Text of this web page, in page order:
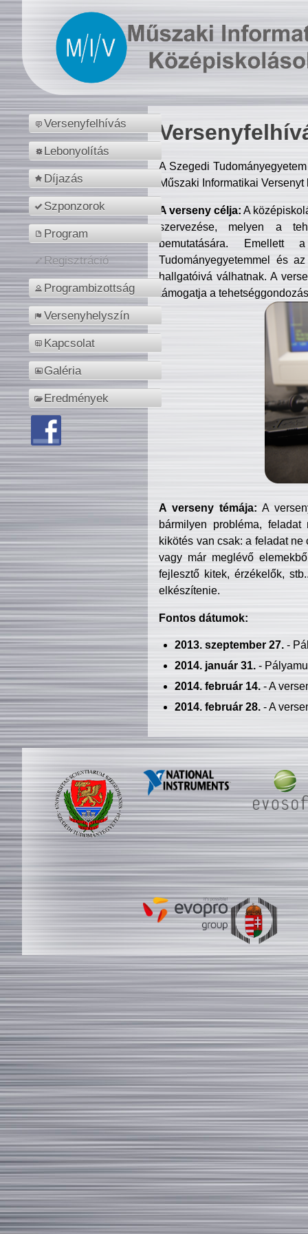
Versenyfelhívás
Lebonyolítás
Díjazás
Szponzorok
Program
Regisztráció
Programbizottság
Versenyhelyszín
Kapcsolat
Galéria
Eredmények
A Szegedi
Műszaki Informatikai
A verseny célja: A
szervezése, melyen a
bemutatására. Emellett
Tudományegyetemmel és
hallgatóivá válhatnak. A
támogatja a
A verseny témája: A
bármilyen probléma, feladat
kikötés van csak: a feladat
vagy már meglévő
fejlesztő kitek, érzékelők,
elkészítenie.
Fontos dátumok:
2013. szeptember 27.-
2014. január 31.-
2014. február 14.- A
2014. február 28.- A